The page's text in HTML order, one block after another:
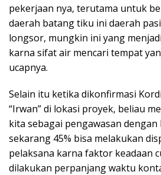
pekerjaan nya, terutama untuk
daerah batang tiku ini daerah
longsor, mungkin ini yang
karna sifat air mencari tempat
ucapnya.
Selain itu ketika dikonfirmasi
“Irwan” di lokasi proyek, beliau
kita sebagai pengawasan
sekarang 45% bisa melakukan
pelaksana karna faktor keadaan
dilakukan perpanjang waktu